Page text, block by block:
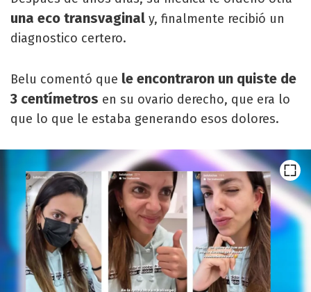
una eco transvaginal y, finalmente recibió un
diagnostico certero.
Belu comentó que le encontraron un quiste de
3 centímetros en su ovario derecho, que era lo
que lo que le estaba generando esos dolores.